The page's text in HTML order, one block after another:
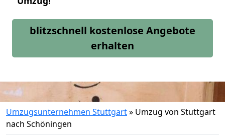
blitzschnell kostenlose Angebote
erhalten
Umzugsunternehmen Stuttgart» Umzug von Stuttgart
nach Schöningen